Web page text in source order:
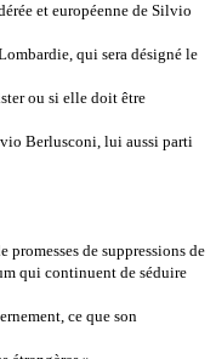
et européenne de Silvio
qui sera désigné le
ou si elle doit être
Berlusconi, lui aussi parti
de suppressions de
qui continuent de séduire
ce que son